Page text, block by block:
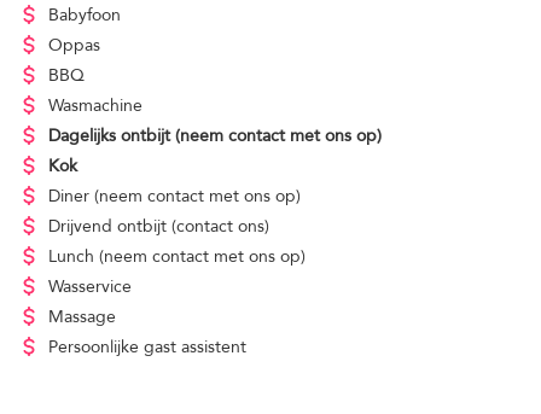
Babyfoon
Oppas
BBQ
Wasmachine
Dagelijks ontbijt (neem contact met ons op)
Kok
Diner (neem contact met ons op)
Drijvend ontbijt (contact ons)
Lunch (neem contact met ons op)
Wasservice
Massage
Persoonlijke gast assistent